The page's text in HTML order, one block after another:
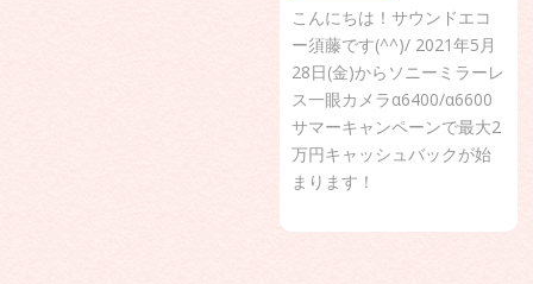
こんにちは！サウンドエコ
ー須藤です(^^)/ 2021年5月
28日(金)からソニーミラーレ
ス一眼カメラα6400/α6600
サマーキャンペーンで最大2
万円キャッシュバックが始
まります！